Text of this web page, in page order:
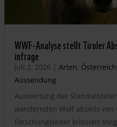
WWF-Analyse stellt Tiroler
infrage
Juli 2, 2026 | Arten, Österreich
Aussendung
Auswertung der
wandernden Wolf abseits von
Forschungsleiter kritisiert